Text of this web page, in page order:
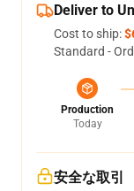
Deliver to
Cost to ship:
Standard -
Production
Today
安全な取引